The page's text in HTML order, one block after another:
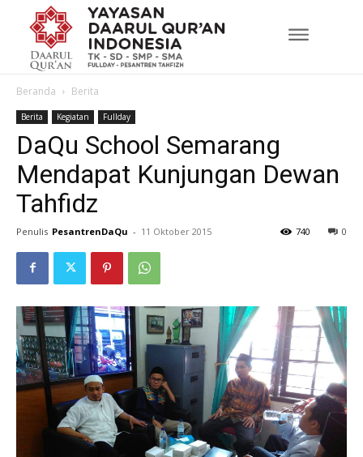
Beranda Berita
Berita Kegiatan Fullday
DaQu School Semarang
Mendapat Kunjungan Dewan
Tahfidz
Penulis PesantrenDaQu - 11 Oktober 2015 0
740